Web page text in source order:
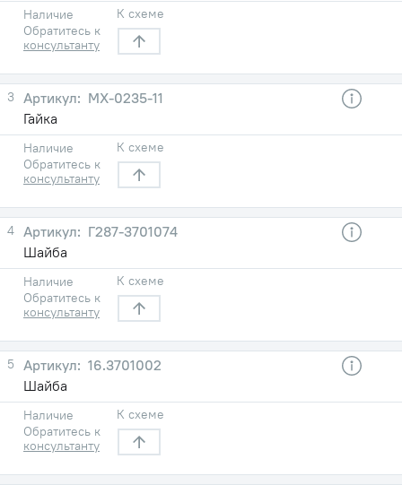
Наличие
Обратитесь к
консультанту
К схеме
3
МХ-0235-11
Гайка
Наличие
Обратитесь к
консультанту
К схеме
4
Г287-3701074
Шайба
Наличие
Обратитесь к
консультанту
К схеме
5
16.3701002
Шайба
Наличие
Обратитесь к
консультанту
К схеме